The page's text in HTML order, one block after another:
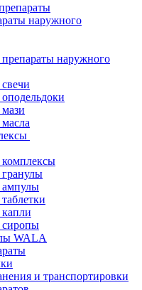
наружного
наружного
комплексы
гранулы
ампулы
сиропы
WALA
и транспортировки